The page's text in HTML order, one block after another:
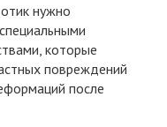
нужно
которые
повреждений
после